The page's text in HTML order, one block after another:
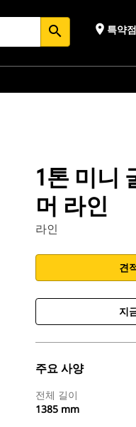
search place 특약
1톤 미니
머 라인
라인
견
지
주요 사양
전체 길이
1385 mm